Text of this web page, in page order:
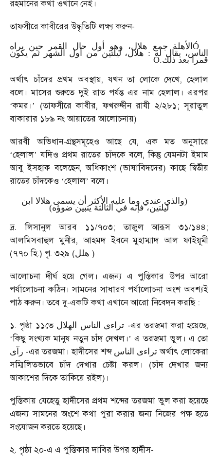
রহমানের কথা ওখানে নেই।
তাফসীরে কাবীরের উদ্ধৃতিটি লক্ষ্য করুন-
Ó الأهلة جمع هلال، وهو أول حال القمر حين يراه
الناس، يقال له : هلال، ليلتين من أول الشهر ثم يكون
قمرا بعد ذلك.Ò
অর্থাৎ চাঁদের প্রথম অবস্থায়, যখন তা লোকে দেখে, হেলাল
বলে। মাসের শুরুতে দুই রাত পর্যন্ত এর নাম হেলাল। এরপর
‘কমর।’
(তাফসীরে কাবীর, ফখরুদ্দীন রাযী ২/২৮১; সূরাতুল
বাকারার ১৮৯ নং আয়াতের আলোচনায়)
আরবী অভিধান-গ্রন্থসমূহেও আছে যে, এক মত অনুসারে
‘হেলাল’ যদিও প্রথম রাতের চাঁদকে বলে, কিন্তু যেমনটা ইমাম
আবু ইসহাক বলেছেন, অধিকাংশ (ভাষাবিদদের) কাছে দ্বিতীয়
রাতের চাঁদকেও ‘হেলাল’ বলে।
(والذي عندي وما عليه الأكثر أن يسمى هلالا ابن
ليلتين، فإنه في الثالثة يتبين ضوؤه)
দ্র. লিসানুল আরব ১১/৭০৩; তাজুল আরূস ৩১/১৪৪;
আলমিসবাহুল মুনীর, আহমদ ইবনে মুহাম্মাদ আল ফাইয়ূমী
(৭৭০ হি.) পৃ. ৩২৯ (هلل )
আলোচনা দীর্ঘ হয়ে গেল। এজন্য এ পুস্তিকার উপর আরো
পর্যালোচনা কঠিন। সামনের সাধারণ পর্যালোচনা অংশ অবশ্যই
পাঠ করুন। তবে দু-একটি কথা এখানে আরো নিবেদন করছি :
১. পৃষ্ঠা ১১তে تراءى الناس الهلال -এর তরজমা করা হয়েছে,
‘কিছু সংখ্যক মানুষ নতুন চাঁদ দেখল।’ এ তরজমা ভুল। এ তো
رآى -এর তরজমা। হাদীসের শব্দ تراءى الناس অর্থাৎ লোকেরা
সম্মিলিতভাবে চাঁদ দেখার চেষ্টা করল। (চাঁদ দেখার জন্য
আকাশের দিকে তাকিয়ে রইল)।
পুস্তিকায় যেহেতু হাদীসের প্রথম শব্দের তরজমা ভুল করা হয়েছে
এজন্য সামনের অংশে কথা পুরা করার জন্য নিজের পক্ষ হতে
সংযোজন করতে হয়েছে।
২. পৃষ্ঠা ২০-এ এ পুস্তিকার দাবির উপর হাদীস-